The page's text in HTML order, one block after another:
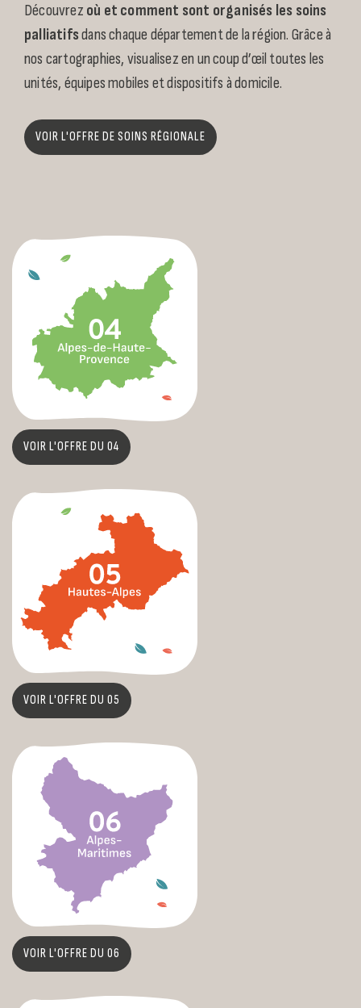
Découvrez où et comment sont organisés les soins
palliatifsdans chaque département de la région. Grâce à
nos cartographies, visualisez en un coup d’œil toutes les
unités, équipes mobiles et dispositifs à domicile.
VOIR L'OFFRE DE SOINS RÉGIONALE
VOIR L'OFFRE DU 04
VOIR L'OFFRE DU 05
VOIR L'OFFRE DU 06